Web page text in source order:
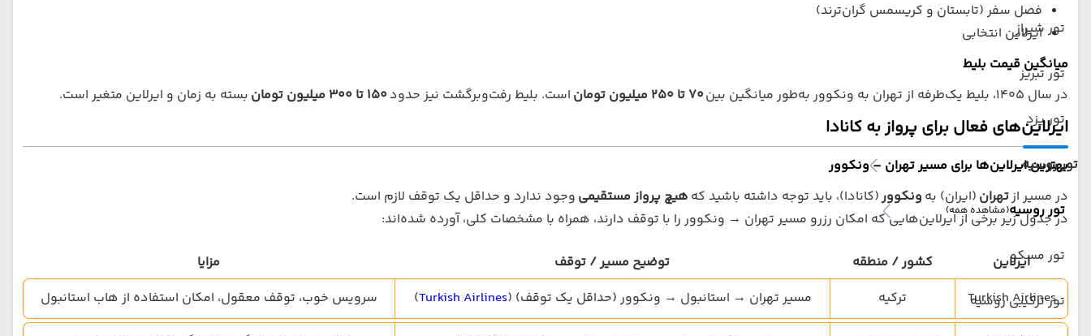
تور شیراز
تور تبریز
تور یزد
تور روسیه
تور روسیه(مشاهده همه)
تور مسکو
تور ترکیبی روسیه
فصل سفر (تابستان و کریسمس گران‌ترند)
ایرلاین انتخابی
میانگین قیمت بلیط
در سال 1405، بلیط یک‌طرفه از تهران به ونکوور به‌طور میانگین بین
70 تا 250 میلیون تومان است. بلیط رفت‌وبرگشت نیز حدود150 تا 300 میلیون تومان بسته به زمان و ایرلاین متغیر است.
ایرلاین‌های فعال برای پرواز به کانادا
بهترین ایرلاین‌ها برای مسیر تهران – ونکوور
در مسیر ازتهران (ایران) به ونکوور(کانادا)، باید توجه داشته باشید که هیچ پرواز مستقیمی وجود ندارد و حداقل یک توقف لازم است.
در جدول زیر برخی از ایرلاین‌هایی که امکان رزرو مسیر تهران → ونکوور را با توقف دارند، همراه با مشخصات کلی، آورده شده‌اند:
ایرلاین کشور / منطقه توضیح مسیر / توقف
مزایا
Turkish Airlines
ترکیه مسیر تهران → استانبول → ونکوور (حداقل یک توقف) (Turkish Airlines
) سرویس خوب، توقف معقول، امکان استفاده از هاب استانبول